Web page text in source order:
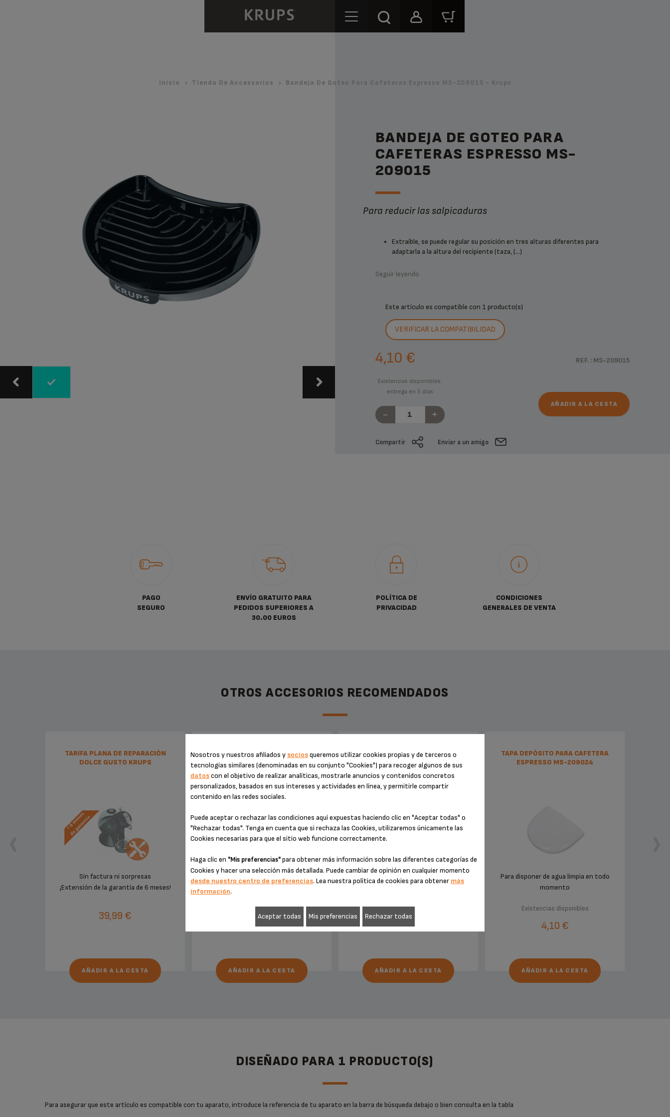
Inicio Tienda De Accessorios Bandeja De Goteo Para Cafeteras Espresso MS-209015 - Krups
BANDEJA DE GOTEO PARA
CAFETERAS ESPRESSO MS-
209015
Para reducir las salpicaduras
Extraíble, se puede regular su posición en tres alturas diferentes para
adaptarla a la altura del recipiente (taza, (...)
Seguir leyendo
Este artículo es compatible con 1 producto(s)
VERIFICAR LA COMPATIBILIDAD
REF. : MS-209015
4,10 €
Existencias disponibles.
entrega en 5 días
- +
AÑADIR A LA CESTA
Compartir Enviar a un amigo
PAGO
SEGURO
ENVÍO GRATUITO PARA
PEDIDOS SUPERIORES A
30.00 EUROS
POLÍTICA DE
PRIVACIDAD
CONDICIONES
GENERALES DE VENTA
OTROS ACCESORIOS RECOMENDADOS
TARIFA PLANA DE REPARACIÓN
DOLCE GUSTO KRUPS
Sin factura ni sorpresas
¡Extensión de la garantía de 6 meses!
39,99 €
AÑADIR A LA CESTA
VARILLA PARA CAFETERA ESPRESSO
MS-622386
Existencias disponibles
3,10 €
AÑADIR A LA CESTA
ACCESORIO DE LIMPIEZA MS-623953
Imprescindible para limpiar el soporte para
cápsulas.
Existencias disponibles
4,10 €
AÑADIR A LA CESTA
TAPA DEPÓSITO PARA CAFETERA
ESPRESSO MS-209024
Para disponer de agua limpia en todo
momento
Existencias disponibles
4,10 €
AÑADIR A LA CESTA
DISEÑADO PARA 1 PRODUCTO(S)
Para asegurar que este artículo es compatible con tu aparato, introduce la referencia de tu aparato en la barra de búsqueda debajo o bien consulta en la tabla
Nosotros y nuestros afiliados y sociosqueremos utilizar cookies propias y de terceros o
tecnologías similares (denominadas en su conjunto "Cookies") para recoger algunos de sus
datoscon el objetivo de realizar analíticas, mostrarle anuncios y contenidos concretos
personalizados, basados en sus intereses y actividades en línea, y permitirle compartir
contenido en las redes sociales.
Puede aceptar o rechazar las condiciones aquí expuestas haciendo clic en "Aceptar todas" o
"Rechazar todas". Tenga en cuenta que si rechaza las Cookies, utilizaremos únicamente las
Cookies necesarias para que el sitio web funcione correctamente.
Haga clic en "Mis preferencias"para obtener más información sobre las diferentes categorías de
Cookies y hacer una selección más detallada. Puede cambiar de opinión en cualquier momento
desde nuestro centro de preferencias. Lea nuestra política de cookies para obtener más
información.
Aceptar todas Mis preferencias Rechazar todas